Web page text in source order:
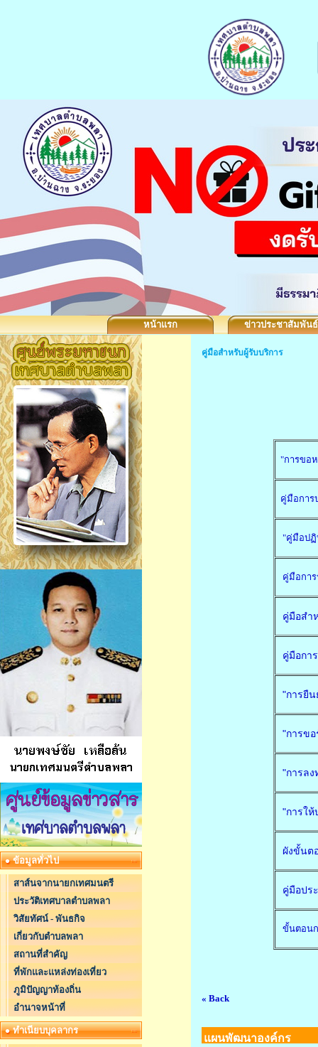
หน้าแรก ข่าวประชาสัมพันธ์
ข้อมูลทั่วไป
สาส์นจากนายกเทศมนตรี
ประวัติเทศบาลตำบลพลา
วิสัยทัศน์ - พันธกิจ
เกี่ยวกับตำบลพลา
สถานที่สำคัญ
ที่พักและแหล่งท่องเที่ยว
ภูมิปัญญาท้องถิ่น
อำนาจหน้าที่
ทำเนียบบุคลากร
คู่มือสำหรับผู้รับบริการ
"การขอ
คู่มือการ
"คู่มือปฏิ
คู่มือกา
คู่มือสำ
คู่มือกา
"การยืน
"การขอ
"การลง
"การให้
ผังขั้นต
คู่มือปร
ขั้นตอนก
« Back
แผนพัฒนาองค์กร